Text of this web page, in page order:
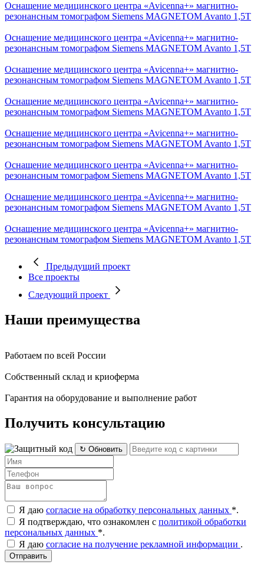
Оснащение медицинского центра «Avicenna+» магнитно-
резонансным томографом Siemens MAGNETOM Avanto 1,5Т
Оснащение медицинского центра «Avicenna+» магнитно-
резонансным томографом Siemens MAGNETOM Avanto 1,5Т
Оснащение медицинского центра «Avicenna+» магнитно-
резонансным томографом Siemens MAGNETOM Avanto 1,5Т
Оснащение медицинского центра «Avicenna+» магнитно-
резонансным томографом Siemens MAGNETOM Avanto 1,5Т
Оснащение медицинского центра «Avicenna+» магнитно-
резонансным томографом Siemens MAGNETOM Avanto 1,5Т
Оснащение медицинского центра «Avicenna+» магнитно-
резонансным томографом Siemens MAGNETOM Avanto 1,5Т
Оснащение медицинского центра «Avicenna+» магнитно-
резонансным томографом Siemens MAGNETOM Avanto 1,5Т
Оснащение медицинского центра «Avicenna+» магнитно-
резонансным томографом Siemens MAGNETOM Avanto 1,5Т
Предыдущий проект
Все проекты
Следующий проект
Наши преимущества
Работаем по всей России
Собственный склад и криоферма
Гарантия на оборудование и выполнение работ
Получить консультацию
↻ Обновить
Я даю согласие на обработку персональных данных *.
Я подтверждаю, что ознакомлен с политикой обработки
персональных данных *.
Я даю согласие на получение рекламной информации .
Отправить